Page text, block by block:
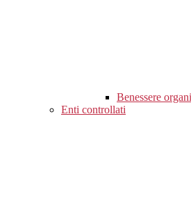
Benessere
Enti controllati